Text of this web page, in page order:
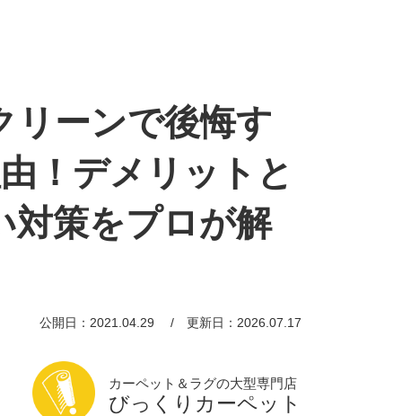
リーンで後悔す
！デメリットと
対策をプロが解
公開日：2021.04.29 更新日：2026.07.17
カーペット＆ラグの大型専門店
びっくりカーペット